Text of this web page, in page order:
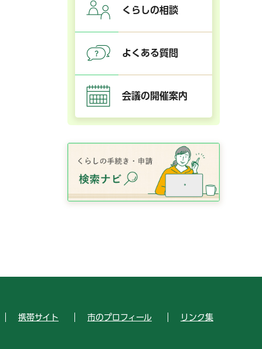
くらしの相談
よくある質問
会議の開催案内
携帯サイト 市のプロフィール リンク集